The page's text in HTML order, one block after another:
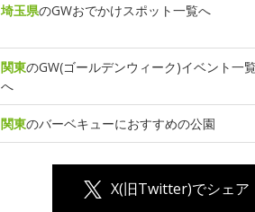
埼玉県のGWおでかけスポット一覧へ
関東のGW(ゴールデンウィーク)イベント一
へ
関東のバーベキューにおすすめの公園
X(旧Twitter)でシェア